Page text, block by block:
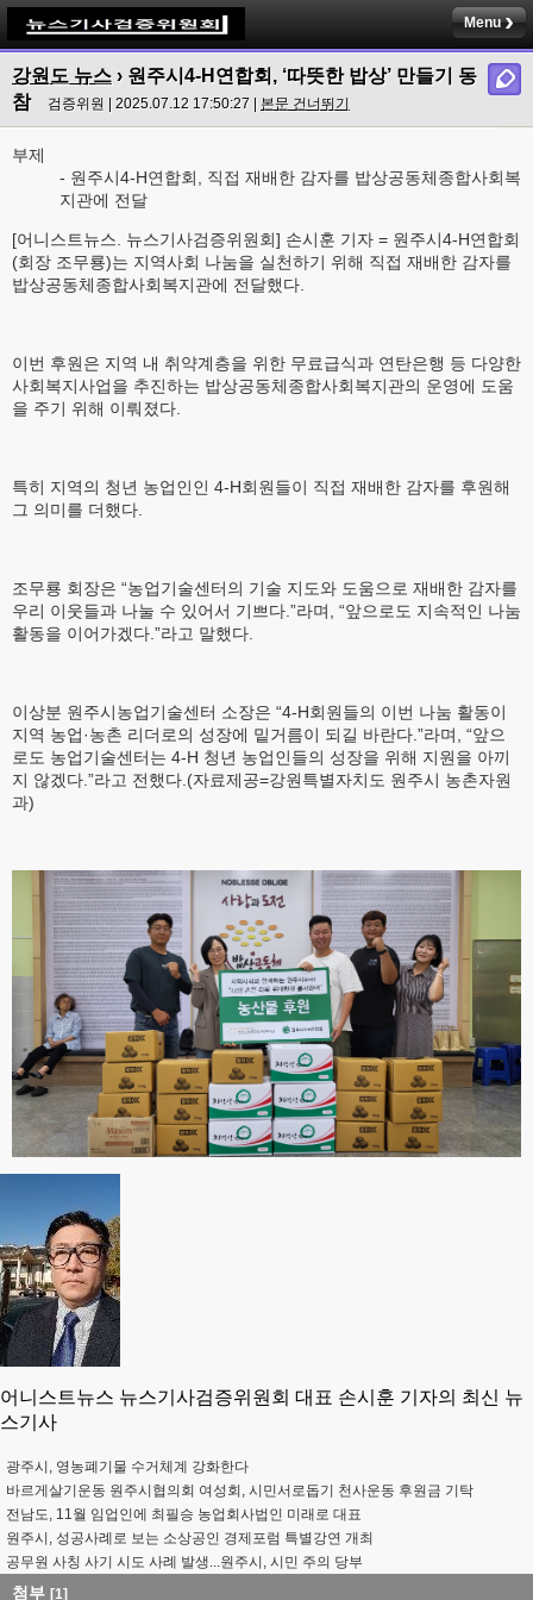
Menu
강원도 뉴스 › 원주시4-H연합회, ‘따뜻한 밥상’ 만들기 동
참
검증위원 | 2025.07.12 17:50:27 | 본문 건너뛰기
부제
- 원주시4-H연합회, 직접 재배한 감자를 밥상공동체종합사회복
지관에 전달
[어니스트뉴스. 뉴스기사검증위원회] 손시훈 기자 = 원주시4-H연합회
(회장 조무룡)는 지역사회 나눔을 실천하기 위해 직접 재배한 감자를
밥상공동체종합사회복지관에 전달했다.
이번 후원은 지역 내 취약계층을 위한 무료급식과 연탄은행 등 다양한
사회복지사업을 추진하는 밥상공동체종합사회복지관의 운영에 도움
을 주기 위해 이뤄졌다.
특히 지역의 청년 농업인인 4-H회원들이 직접 재배한 감자를 후원해
그 의미를 더했다.
조무룡 회장은 “농업기술센터의 기술 지도와 도움으로 재배한 감자를
우리 이웃들과 나눌 수 있어서 기쁘다.”라며, “앞으로도 지속적인 나눔
활동을 이어가겠다.”라고 말했다.
이상분 원주시농업기술센터 소장은 “4-H회원들의 이번 나눔 활동이
지역 농업·농촌 리더로의 성장에 밑거름이 되길 바란다.”라며, “앞으
로도 농업기술센터는 4-H 청년 농업인들의 성장을 위해 지원을 아끼
지 않겠다.”라고 전했다.(자료제공=강원특별자치도 원주시 농촌자원
과)
어니스트뉴스 뉴스기사검증위원회 대표 손시훈 기자의 최신 뉴
스기사
광주시, 영농폐기물 수거체계 강화한다
바르게살기운동 원주시협의회 여성회, 시민서로돕기 천사운동 후원금 기탁
전남도, 11월 임업인에 최필승 농업회사법인 미래로 대표
원주시, 성공사례로 보는 소상공인 경제포럼 특별강연 개최
공무원 사칭 사기 시도 사례 발생...원주시, 시민 주의 당부
첨부 [1]